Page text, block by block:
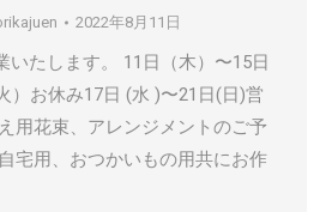
2022年8月11日
いたします。 11日（木）〜15日
）お休み17日 (水 )〜21日(日)営
用花束、アレンジメントのご予
宅用、おつかいもの用共にお作